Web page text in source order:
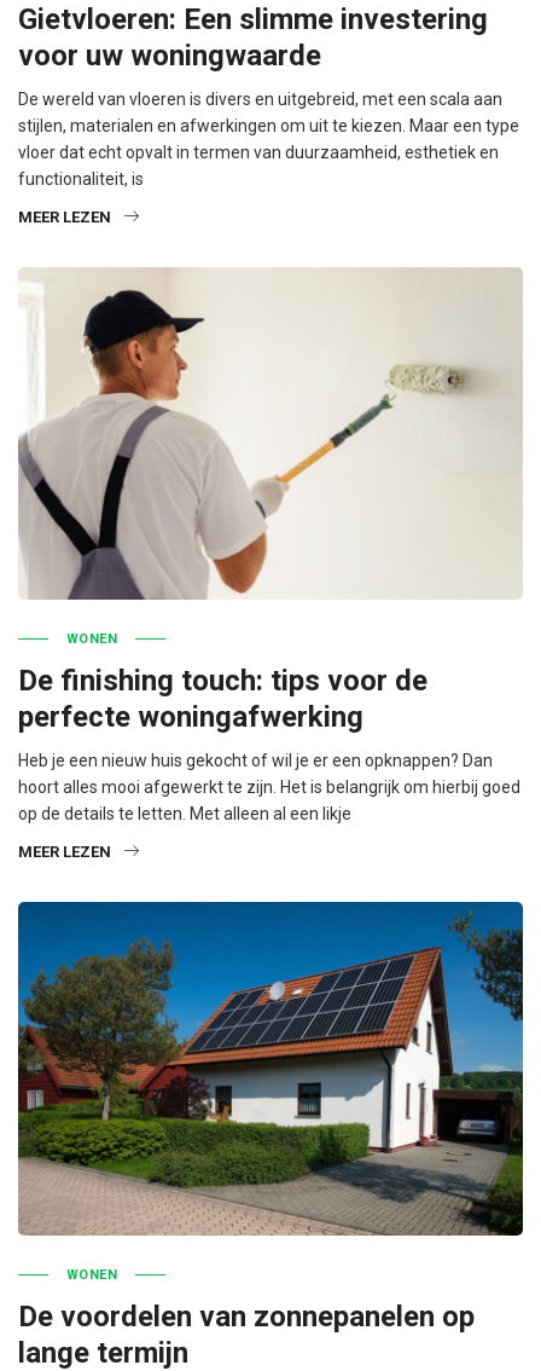
Gietvloeren: Een slimme investering
voor uw woningwaarde
De wereld van vloeren is divers en uitgebreid, met een scala aan
stijlen, materialen en afwerkingen om uit te kiezen. Maar een type
vloer dat echt opvalt in termen van duurzaamheid, esthetiek en
functionaliteit, is
MEER LEZEN
WONEN
De finishing touch: tips voor de
perfecte woningafwerking
Heb je een nieuw huis gekocht of wil je er een opknappen? Dan
hoort alles mooi afgewerkt te zijn. Het is belangrijk om hierbij goed
op de details te letten. Met alleen al een likje
MEER LEZEN
WONEN
De voordelen van zonnepanelen op
lange termijn